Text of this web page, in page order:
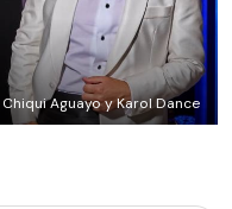
Chiqui Aguayo y Karol Dance